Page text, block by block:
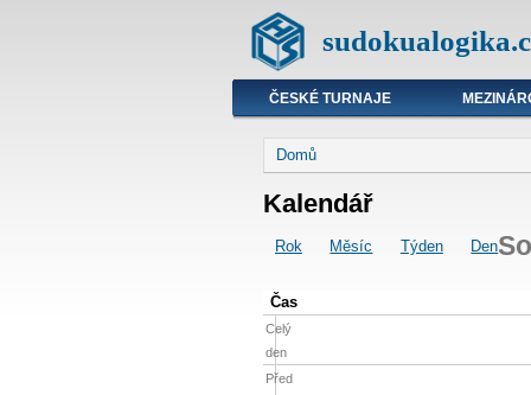
ČESKÉ TURNAJE
Domů
Kalendář
Rok Měsíc Týden Den
Čas
Celý
den
Před